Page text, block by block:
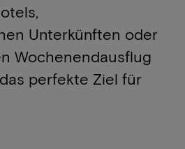
Unterkünften oder
Wochenendausflug
perfekte Ziel für